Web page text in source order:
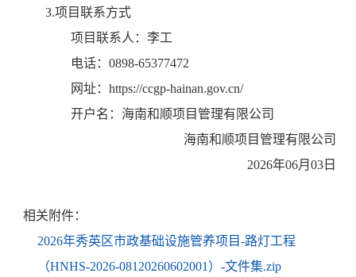
3.项目联系方式
项目联系人： 李工
电话： 0898-65377472
网址：https://ccgp-hainan.gov.cn/
开户名： 海南和顺项目管理有限公司
海南和顺项目管理有限公司
2026年06月03日
相关附件：
2026年秀英区市政基础设施管养项目-路灯工程
（HNHS-2026-08120260602001）-文件集.zip